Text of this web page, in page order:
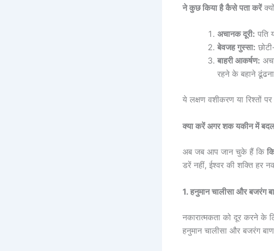
ने कुछ किया है कैसे पता करें
अचानक दूरी: पति
बेवजह गुस्सा:
बाहरी आकर्षण:
रहने के बहाने
ये लक्षण वशीकरण या रिश्तों
क्या करें अगर शक यकीन में
अब जब आप जान चुके हैं कि
डरें नहीं, ईश्वर की शक्ति हर
1. हनुमान चालीसा और बजरंग
नकारात्मकता को दूर करने के
हनुमान चालीसा और बजरंग